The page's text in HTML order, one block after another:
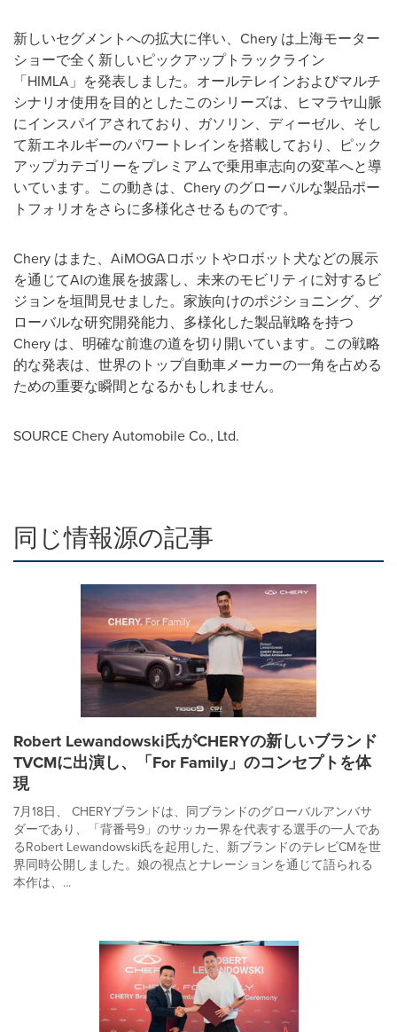
新しいセグメントへの拡大に伴い、Chery は上海モーター
ショーで全く新しいピックアップトラックライン
「HIMLA」を発表しました。オールテレインおよびマルチ
シナリオ使用を目的としたこのシリーズは、ヒマラヤ山脈
にインスパイアされており、ガソリン、ディーゼル、そし
て新エネルギーのパワートレインを搭載しており、ピック
アップカテゴリーをプレミアムで乗用車志向の変革へと導
いています。この動きは、Chery のグローバルな製品ポー
トフォリオをさらに多様化させるものです。
Chery はまた、AiMOGAロボットやロボット犬などの展示
を通じてAIの進展を披露し、未来のモビリティに対するビ
ジョンを垣間見せました。家族向けのポジショニング、グ
ローバルな研究開発能力、多様化した製品戦略を持つ
Chery は、明確な前進の道を切り開いています。この戦略
的な発表は、世界のトップ自動車メーカーの一角を占める
ための重要な瞬間となるかもしれません。
SOURCE Chery Automobile Co., Ltd.
同じ情報源の記事
Robert Lewandowski氏がCHERYの新しいブランド
TVCMに出演し、「For Family」のコンセプトを体
現
7月18日、 CHERYブランドは、同ブランドのグローバルアンバサ
ダーであり、「背番号9」のサッカー界を代表する選手の一人であ
るRobert Lewandowski氏を起用した、新ブランドのテレビCMを世
界同時公開しました。娘の視点とナレーションを通じて語られる
本作は、...